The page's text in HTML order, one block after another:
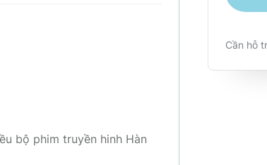
bộ phim truyền hinh Hàn
Cần hỗ